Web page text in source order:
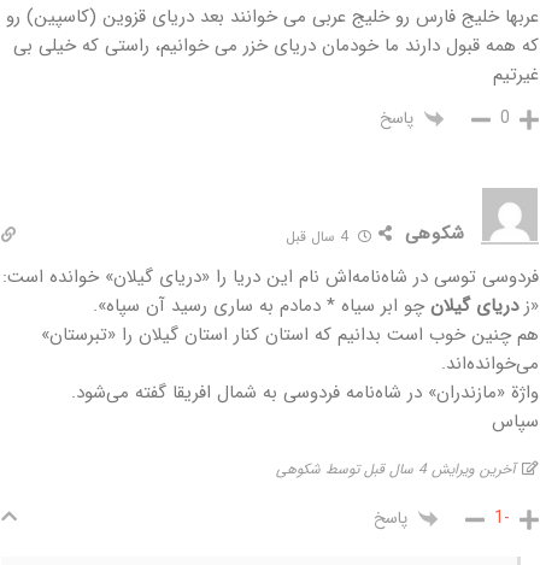
عربها خلیج فارس رو خلیج عربی می خوانند بعد دریای قزوین (کاسپین) رو
که همه قبول دارند ما خودمان دریای خزر می خوانیم، راستی که خیلی بی
غیرتیم
0 پاسخ
شکوهی 4 سال قبل
فردوسی توسی در شاه‌نامه‌اش نام این دریا را «دریای گیلان» خوانده است:‌
«زدریای گیلانچو ابر سیاه * دمادم به ساری رسید آن سپاه».
هم چنین خوب است بدانیم که استان کنار استان گیلان را «تبرستان»
می‌خوانده‌اند.
واژة «مازندران»‌ در شاه‌نامه فردوسی به شمال افریقا گفته می‌شود.
سپاس
آخرین ویرایش 4 سال قبل توسط شکوهی
-1 پاسخ